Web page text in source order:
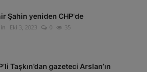
Şahin yeniden CHP'de
Eki 3, 2023 0 35
Taşkın’dan gazeteci Arslan’ın